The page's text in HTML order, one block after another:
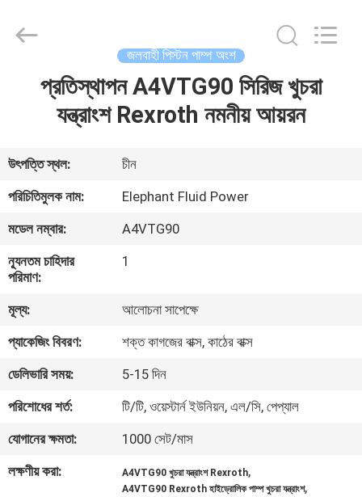
আমাদের
সম্পর্কে
কারখানা
ভ্রমণ
মান
নিয়ন্ত্রণ
যোগাযোগ
করুন
Power
Co.,Ltd.
জলবাহী পিস্টন পাম্প অংশ
প্রতিস্থাপন A4VTG90 সিরিজ খুচরা
যন্ত্রাংশ Rexroth নমনীয় আয়রন
উৎপত্তি স্থল:
চীন
পরিচিতিমুলক নাম:
Elephant Fluid Power
মডেল নম্বার:
A4VTG90
ন্যূনতম চাহিদার
পরিমাণ:
1
মূল্য:
আলোচনা সাপেক্ষে
প্যাকেজিং বিবরণ:
শক্ত কাগজের বাক্স, কাঠের বাক্স
ডেলিভারি সময়:
5-15 দিন
পরিশোধের শর্ত:
টি/টি, ওয়েস্টার্ন ইউনিয়ন, এল/সি, পেপ্যাল
যোগানের ক্ষমতা:
1000 সেট/মাস
লক্ষণীয় করা:
A4VTG90 খুচরা যন্ত্রাংশ Rexroth,
A4VTG90 Rexroth হাইড্রোলিক পাম্প খুচরা যন্ত্রাংশ,